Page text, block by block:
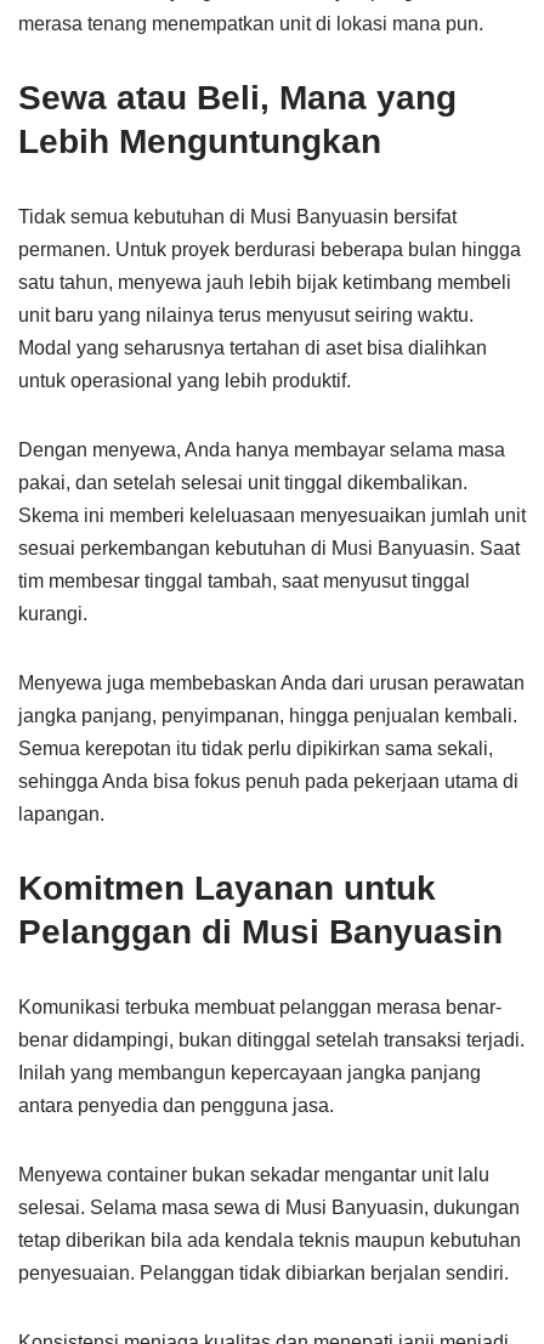
merasa tenang menempatkan unit di lokasi mana pun.
Sewa atau Beli, Mana yang
Lebih Menguntungkan
Tidak semua kebutuhan di Musi Banyuasin bersifat
permanen. Untuk proyek berdurasi beberapa bulan hingga
satu tahun, menyewa jauh lebih bijak ketimbang membeli
unit baru yang nilainya terus menyusut seiring waktu.
Modal yang seharusnya tertahan di aset bisa dialihkan
untuk operasional yang lebih produktif.
Dengan menyewa, Anda hanya membayar selama masa
pakai, dan setelah selesai unit tinggal dikembalikan.
Skema ini memberi keleluasaan menyesuaikan jumlah unit
sesuai perkembangan kebutuhan di Musi Banyuasin. Saat
tim membesar tinggal tambah, saat menyusut tinggal
kurangi.
Menyewa juga membebaskan Anda dari urusan perawatan
jangka panjang, penyimpanan, hingga penjualan kembali.
Semua kerepotan itu tidak perlu dipikirkan sama sekali,
sehingga Anda bisa fokus penuh pada pekerjaan utama di
lapangan.
Komitmen Layanan untuk
Pelanggan di Musi Banyuasin
Komunikasi terbuka membuat pelanggan merasa benar-
benar didampingi, bukan ditinggal setelah transaksi terjadi.
Inilah yang membangun kepercayaan jangka panjang
antara penyedia dan pengguna jasa.
Menyewa container bukan sekadar mengantar unit lalu
selesai. Selama masa sewa di Musi Banyuasin, dukungan
tetap diberikan bila ada kendala teknis maupun kebutuhan
penyesuaian. Pelanggan tidak dibiarkan berjalan sendiri.